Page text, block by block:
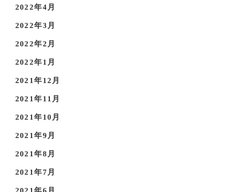
2022年4月
2022年3月
2022年2月
2022年1月
2021年12月
2021年11月
2021年10月
2021年9月
2021年8月
2021年7月